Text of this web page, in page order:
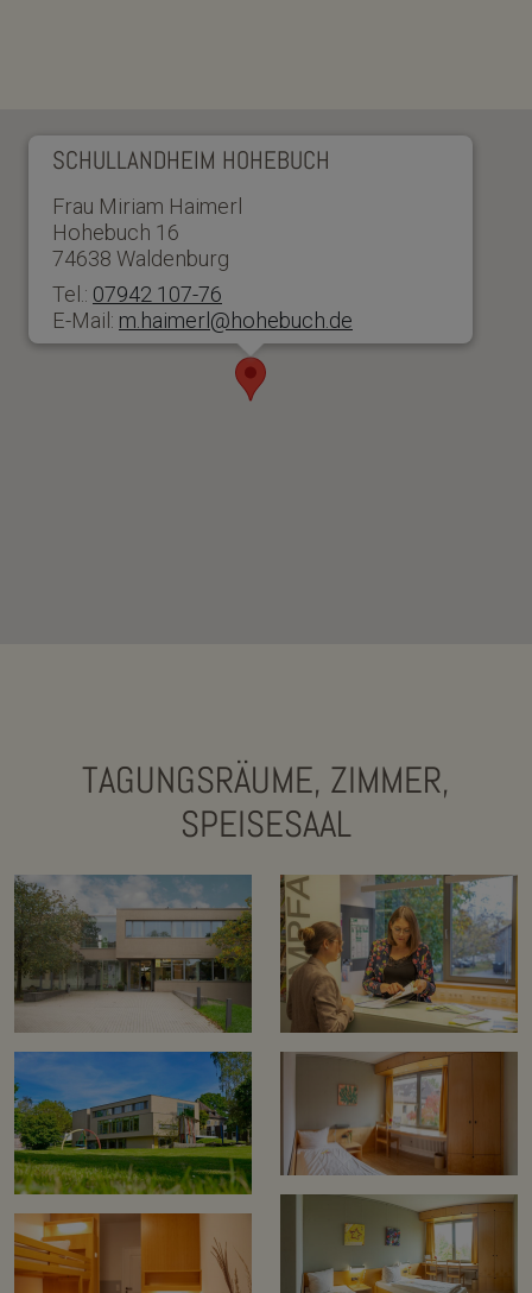
SCHULLANDHEIM HOHEBUCH
Frau Miriam Haimerl
Hohebuch 16
74638 Waldenburg
Tel.: 07942 107-76
E-Mail: m.haimerl@hohebuch.de
TAGUNGSRÄUME, ZIMMER,
SPEISESAAL